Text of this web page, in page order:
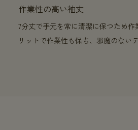
作業性の高い袖丈
7分丈で手元を常に清潔に保つため作
リットで作業性も保ち、邪魔のない